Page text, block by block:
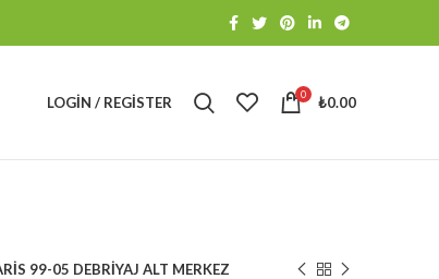
LOGIN / REGISTER 0 ₺0.00
99-05 DEBRİYAJ ALT MERKEZ